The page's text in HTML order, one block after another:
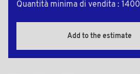
Quantità minima di vendita : 1400
Add to the estimate